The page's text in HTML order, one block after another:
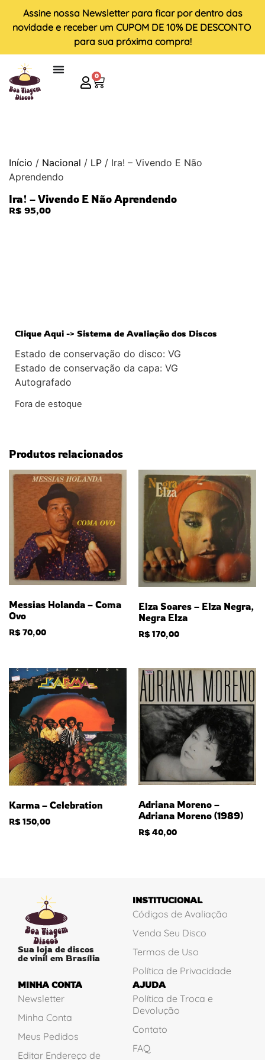
Assine nossa Newsletter para ficar por dentro das
novidade e receber um CUPOM DE 10% DE DESCONTO
para sua próxima compra!
0
Início / Nacional / LP / Ira! – Vivendo E Não
Aprendendo
Ira! – Vivendo E Não Aprendendo
R$ 95,00
Clique Aqui -> Sistema de Avaliação dos Discos
Estado de conservação do disco: VG
Estado de conservação da capa: VG
Autografado
Fora de estoque
Produtos relacionados
Messias Holanda – Coma
Ovo
R$70,00
Elza Soares – Elza Negra,
Negra Elza
R$170,00
Karma – Celebration
R$150,00
Adriana Moreno –
Adriana Moreno (1989)
R$40,00
Sua loja de discos
de vinil em Brasília
INSTITUCIONAL
Códigos de Avaliação
Venda Seu Disco
Termos de Uso
Política de Privacidade
MINHA CONTA
Newsletter
Minha Conta
Meus Pedidos
Editar Endereço de
AJUDA
Política de Troca e
Devolução
Contato
FAQ